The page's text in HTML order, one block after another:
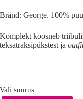
oli:
18.90€.
is:
15.00€.
Bränd: George. 100%
Komplekt koosneb
teksatraksipükstest ja
Vali suurus